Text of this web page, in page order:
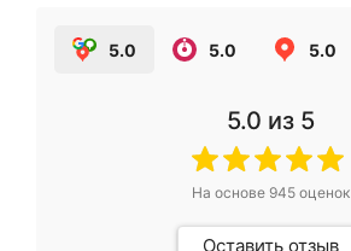
5.0 5.0 5.0
5.0 из 5
На основе 945оценок
Оставить отзыв